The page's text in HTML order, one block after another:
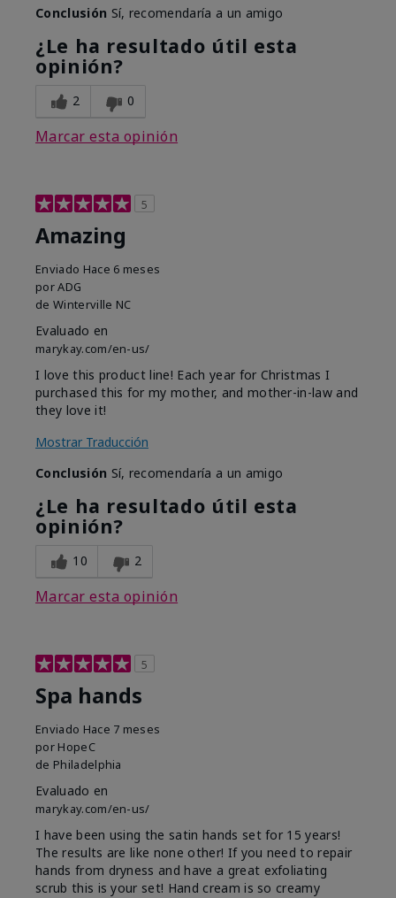
Conclusión Sí, recomendaría a un amigo
¿Le ha resultado útil esta
opinión?
2 0
Marcar esta opinión
5
Amazing
Enviado Hace 6 meses
porADG
de Winterville NC
Evaluado en
marykay.com/en-us/
I love this product line! Each year for Christmas I
purchased this for my mother, and mother-in-law and
they love it!
Mostrar Traducción
Conclusión Sí, recomendaría a un amigo
¿Le ha resultado útil esta
opinión?
10 2
Marcar esta opinión
5
Spa hands
Enviado Hace 7 meses
por HopeC
de Philadelphia
Evaluado en
marykay.com/en-us/
I have been using the satin hands set for 15 years!
The results are like none other! If you need to repair
hands from dryness and have a great exfoliating
scrub this is your set! Hand cream is so creamy